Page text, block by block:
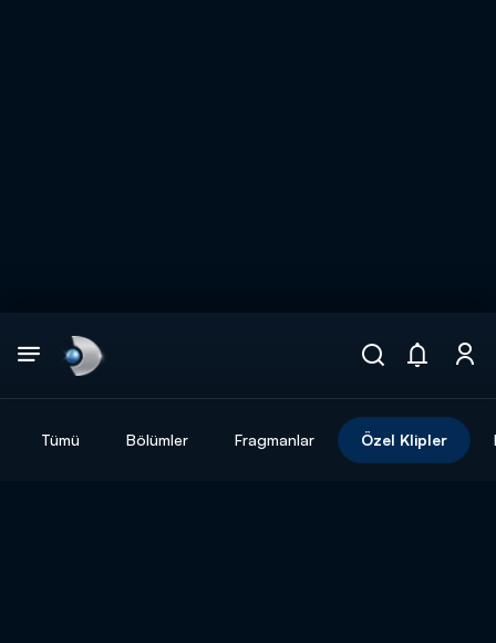
Tümü Bölümler Fragmanlar Özel Klipler